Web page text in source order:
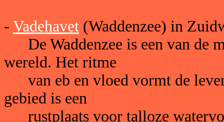
- Vadehavet (Waddenzee) in
De Waddenzee is een van de
wereld. Het ritme
van eb en vloed vormt de
gebied is een
rustplaats voor talloze